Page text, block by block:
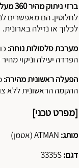
ברזי ניתוק מהיר 360 מעלות:
לחלוטין. הם מאפשרים
לכלוך או נזילה בארונית.
מערכת סלסולות נוחה:
הפרדה יעילה וניקוי
הפעלה ראשונית מהירה:
ההקמה הראשונית ללא
[מפרט טכני]
מותג:
דגם: